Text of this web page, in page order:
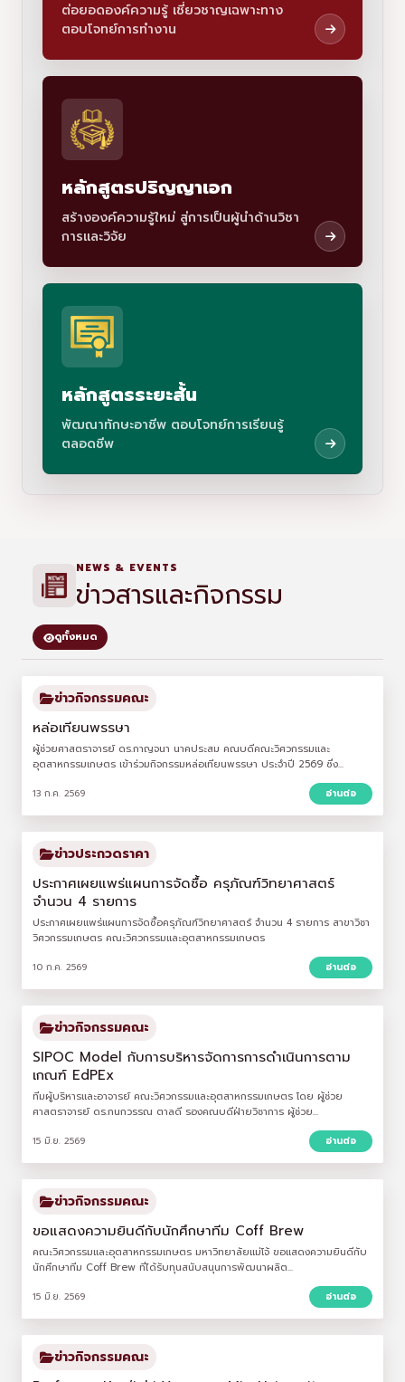
ต่อยอดองค์ความรู้ เชี่ยวชาญเฉพาะทาง
ตอบโจทย์การทำงาน
หลักสูตรปริญญาเอก
สร้างองค์ความรู้ใหม่ สู่การเป็นผู้นำด้านวิชา
การเเละวิจัย
หลักสูตรระยะสั้น
พัฒณาทักษะอาชีพ ตอบโจทย์การเรียนรู้
ตลอดชีพ
NEWS & EVENTS
ข่าวสารและกิจกรรม
ดูทั้งหมด
ข่าวกิจกรรมคณะ
หล่อเทียนพรรษา
ผู้ช่วยศาสตราจารย์ ดร.กาญจนา นาคประสม คณบดีคณะวิศวกรรมและ
อุตสาหกรรมเกษตร เข้าร่วมกิจกรรมหล่อเทียนพรรษา ประจำปี 2569 ซึ่ง...
13 ก.ค. 2569 อ่านต่อ
ข่าวประกวดราคา
ประกาศเผยแพร่แผนการจัดซื้อ ครุภัณฑ์วิทยาศาสตร์
จำนวน 4 รายการ
ประกาศเผยแพร่แผนการจัดซื้อครุภัณฑ์วิทยาศาสตร์ จำนวน 4 รายการ สาขาวิชา
วิศวกรรมเกษตร คณะวิศวกรรมและอุตสาหกรรมเกษตร
10 ก.ค. 2569 อ่านต่อ
ข่าวกิจกรรมคณะ
SIPOC Model กับการบริหารจัดการการดำเนินการตาม
เกณฑ์ EdPEx
ทีมผู้บริหารและอาจารย์ คณะวิศวกรรมและอุตสาหกรรมเกษตร โดย ผู้ช่วย
ศาสตราจารย์ ดร.กนกวรรณ ตาลดี รองคณบดีฝ่ายวิชาการ ผู้ช่วย...
15 มิ.ย. 2569 อ่านต่อ
ข่าวกิจกรรมคณะ
ขอแสดงความยินดีกับนักศึกษาทีม Coff Brew
คณะวิศวกรรมและอุตสาหกรรมเกษตร มหาวิทยาลัยแม่โจ้ ขอแสดงความยินดีกับ
นักศึกษาทีม Coff Brew ที่ได้รับทุนสนับสนุนการพัฒนาผลิต...
15 มิ.ย. 2569 อ่านต่อ
ข่าวกิจกรรมคณะ